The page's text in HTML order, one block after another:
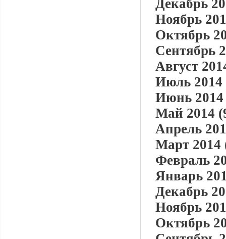
Декабрь
Ноябрь
Октябрь
Сентябрь
Август
Июль 2014
Июнь 2014
Май 2014
Апрель
Март 2014
Февраль
Январь
Декабрь
Ноябрь
Октябрь